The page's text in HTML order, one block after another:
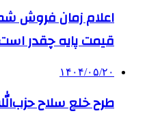
اعلام زمان فروش
قیمت پایه چقدر
۱۴۰۴/۰۵/۲۰
طرح خلع سلاح